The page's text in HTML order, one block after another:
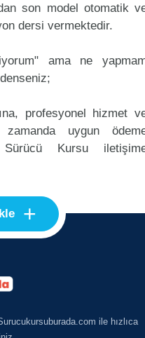
son model otomatik
dersi vermektedir.
ama ne
profesyonel hizmet
uygun
Kursu
+
ile hızlıca